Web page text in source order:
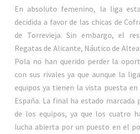
En absoluto femenino, la liga
decidida a favor de las chicas de
de Torrevieja. Sin embargo, el
Regatas de Alicante, Náutico de
Pola no han querido perder la
con sus rivales ya que aunque la
equipos ya tienen la vista puesta
España. La final ha estado marcada
de los equipos, ya que los cuatro
lucha abierta por un puesto en el